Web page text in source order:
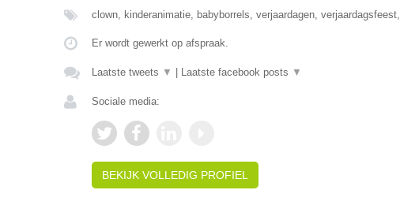
clown, kinderanimatie, babyborrels, verjaardagen, verjaardagsfeest,
Er wordt gewerkt op afspraak.
Laatste tweets ▼ Laatste facebook posts ▼
Sociale media:
BEKIJK VOLLEDIG PROFIEL